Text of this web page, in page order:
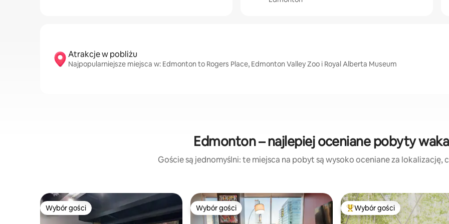
Atrakcje w pobliżu
Najpopularniejsze miejsca w: Edmonton to Rogers Place, Edmonton Valley Zoo i Royal Alberta Museum
Edmonton – najlepiej oceniane pobyty
Goście są jednomyślni: te miejsca na pobyt są wysoko oceniane za lokalizację,
Wybór gości
Wybór gości Wybór gości
Wybór gości Najpopularniejsze z kategorii
Wybór gości